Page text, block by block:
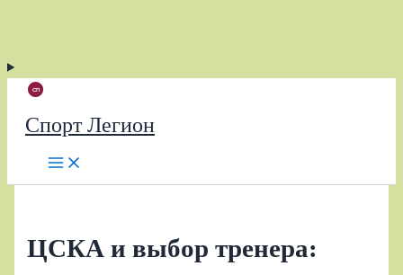
Спорт Легион
ЦСКА и выбор тренера: